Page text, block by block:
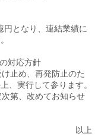
円となり、連結業績に
対応方針
止め、再発防止のた
、実行して参ります。
第、改めてお知らせ
以上